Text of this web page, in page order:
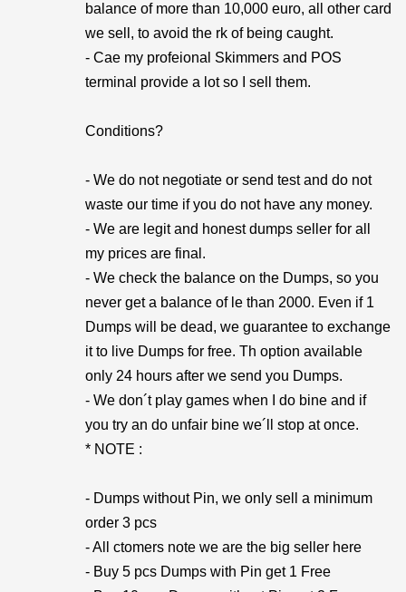
balance of more than 10,000 euro, all other card
we sell, to avoid the rk of being caught.
- Cae my profeional Skimmers and POS
terminal provide a lot so I sell them.
Conditions?
- We do not negotiate or send test and do not
waste our time if you do not have any money.
- We are legit and honest dumps seller for all
my prices are final.
- We check the balance on the Dumps, so you
never get a balance of le than 2000. Even if 1
Dumps will be dead, we guarantee to exchange
it to live Dumps for free. Th option available
only 24 hours after we send you Dumps.
- We don´t play games when I do bine and if
you try an do unfair bine we´ll stop at once.
* NOTE :
- Dumps without Pin, we only sell a minimum
order 3 pcs
- All ctomers note we are the big seller here
- Buy 5 pcs Dumps with Pin get 1 Free